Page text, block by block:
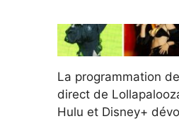
La programmation
direct de
Hulu et Disney+